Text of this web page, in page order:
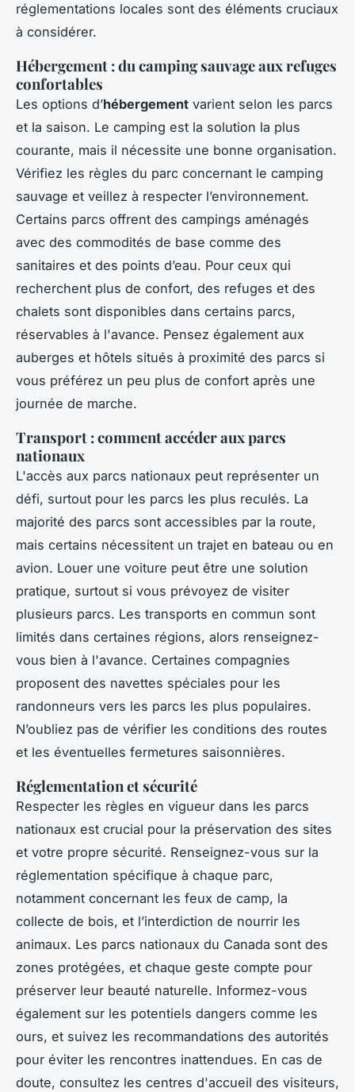
réglementations locales sont des éléments cruciaux
à considérer.
Hébergement : du camping sauvage aux refuges
confortables
Les options d’hébergement varient selon les parcs
et la saison. Le camping est la solution la plus
courante, mais il nécessite une bonne organisation.
Vérifiez les règles du parc concernant le camping
sauvage et veillez à respecter l’environnement.
Certains parcs offrent des campings aménagés
avec des commodités de base comme des
sanitaires et des points d’eau. Pour ceux qui
recherchent plus de confort, des refuges et des
chalets sont disponibles dans certains parcs,
réservables à l'avance. Pensez également aux
auberges et hôtels situés à proximité des parcs si
vous préférez un peu plus de confort après une
journée de marche.
Transport : comment accéder aux parcs
nationaux
L'accès aux parcs nationaux peut représenter un
défi, surtout pour les parcs les plus reculés. La
majorité des parcs sont accessibles par la route,
mais certains nécessitent un trajet en bateau ou en
avion. Louer une voiture peut être une solution
pratique, surtout si vous prévoyez de visiter
plusieurs parcs. Les transports en commun sont
limités dans certaines régions, alors renseignez-
vous bien à l'avance. Certaines compagnies
proposent des navettes spéciales pour les
randonneurs vers les parcs les plus populaires.
N’oubliez pas de vérifier les conditions des routes
et les éventuelles fermetures saisonnières.
Réglementation et sécurité
Respecter les règles en vigueur dans les parcs
nationaux est crucial pour la préservation des sites
et votre propre sécurité. Renseignez-vous sur la
réglementation spécifique à chaque parc,
notamment concernant les feux de camp, la
collecte de bois, et l’interdiction de nourrir les
animaux. Les parcs nationaux du Canada sont des
zones protégées, et chaque geste compte pour
préserver leur beauté naturelle. Informez-vous
également sur les potentiels dangers comme les
ours, et suivez les recommandations des autorités
pour éviter les rencontres inattendues. En cas de
doute, consultez les centres d'accueil des visiteurs,